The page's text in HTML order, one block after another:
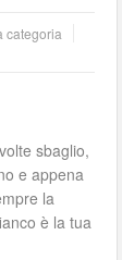
categoria
sbaglio,
e appena
la
è la tua